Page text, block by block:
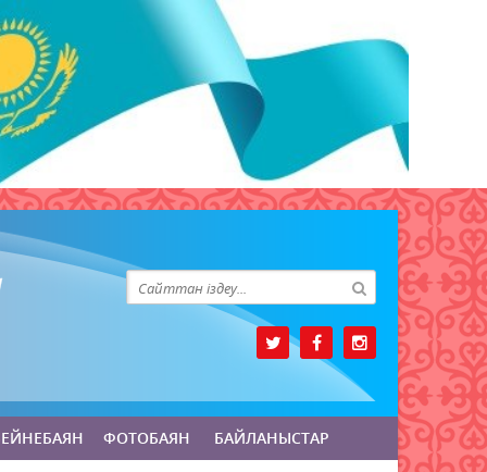
ФОТОБАЯН БАЙЛАНЫСТАР